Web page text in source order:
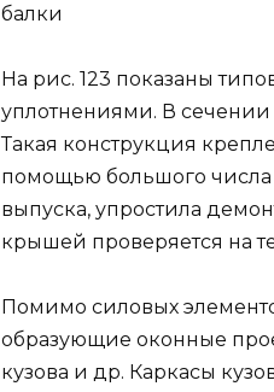
балки
На рис. 123 показаны
уплотнениями. В
Такая конструкция
помощью большого числа
выпуска, упростила
крышей проверяется на
Помимо силовых
образующие оконные
кузова и др. Каркасы